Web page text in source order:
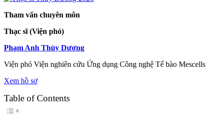
Tham vấn chuyên môn
Thạc sĩ (Viện phó)
Phạm Anh Thùy Dương
Viện phó Viện nghiên cứu Ứng dụng Công nghệ Tế bào Mescells
Xem hồ sơ
Table of Contents